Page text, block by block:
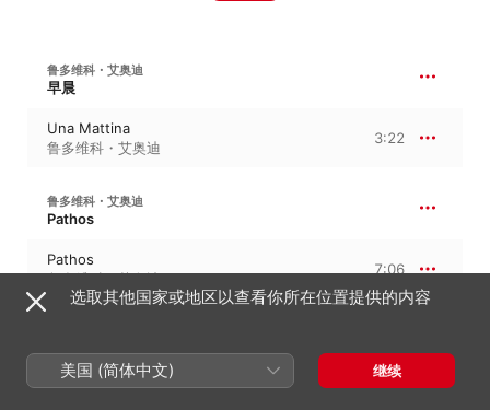
鲁多维科・艾奥迪
早晨
Una Mattina
鲁多维科・艾奥迪
3:22
鲁多维科・艾奥迪
Pathos
Pathos
鲁多维科・艾奥迪
7:06
经验
Experience
选取其他国家或地区以查看你所在位置提供的内容
美国 (简体中文) 继续